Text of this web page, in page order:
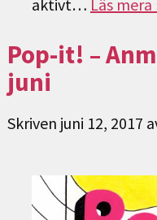
aktivt… Läs mera
Pop-it! –
juni
Skriven juni 12, 2017